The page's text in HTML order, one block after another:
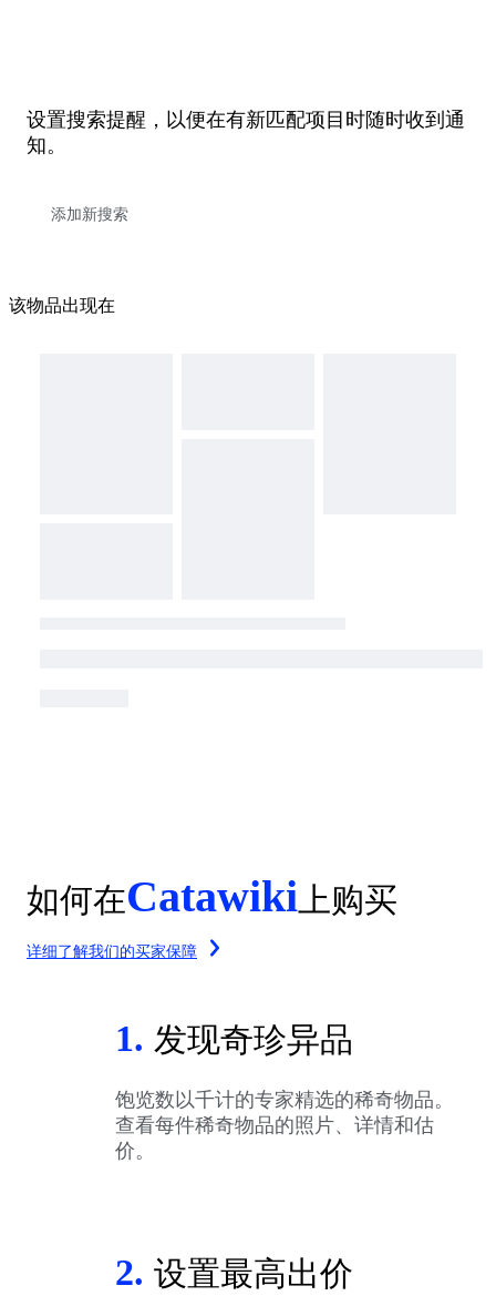
设置搜索提醒，以便在有新匹配项目时随时收到通
知。
该物品出现在
如何在Catawiki 上购买
详细了解我们的买家保障
1. 发现奇珍异品
饱览数以千计的专家精选的稀奇物品。
查看每件稀奇物品的照片、详情和估
价。
2. 设置最高出价